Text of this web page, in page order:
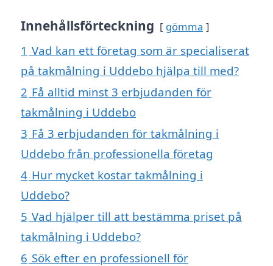
Innehållsförteckning gömma
1 Vad kan ett företag som är specialiserat
på takmålning i Uddebo hjälpa till med?
2 Få alltid minst 3 erbjudanden för
takmålning i Uddebo
3 Få 3 erbjudanden för takmålning i
Uddebo från professionella företag
4 Hur mycket kostar takmålning i
Uddebo?
5 Vad hjälper till att bestämma priset på
takmålning i Uddebo?
6 Sök efter en professionell för